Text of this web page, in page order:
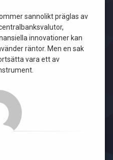
sannolikt präglas av
innovationer kan
räntor. Men en sak
vara ett av